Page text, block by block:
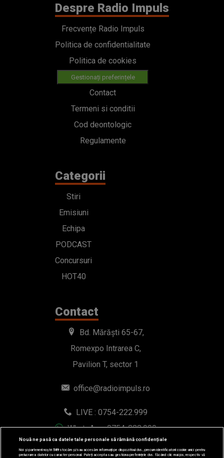
Despre Radio Impuls
Frecvențe Radio Impuls
Politica de confidentialitate
Politica de cookies
Gestionați preferințele
Contact
Termeni si conditii
Cod deontologic
Regulamente
Categorii
Stiri
Emisiuni
Echipa
PODCAST
Concursuri
HOT40
Contact
Bd. Mărăști 65-67,
Romexpo Intrarea C,
Pavilion T, sector 1
office@radioimpuls.ro
LIVE : 0754-222.999
WhatsApp: 0754-222.999
Nouă ne pasă ca datele tale personale să rămână confidențiale
Noi și partenerii noștri589stocăm și/sau accesăm informații pe dispozitivul dvs., precum identificatorii cookie unici pentru
prelucrarea datelor cu caracter personal. Puteți accepta sau gestiona preferințele dvs. făcând clic mai jos, respectiv vă